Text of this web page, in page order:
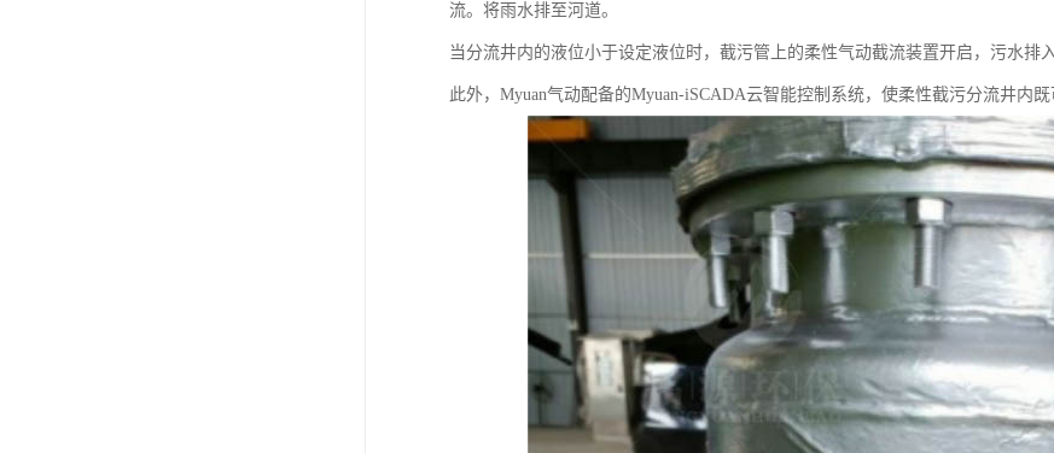
流。将雨水排至河道。
当分流井内的液位小于设定液位时，截污管上的柔性气动截流装置开启，污水排
此外，Myuan气动配备的Myuan-iSCADA云智能控制系统，使柔性截污分流井内